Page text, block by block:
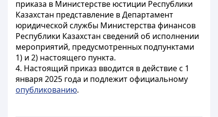
приказа в Министерстве юстиции Республики
Казахстан представление в Департамент
юридической службы Министерства финансов
Республики Казахстан сведений об исполнении
мероприятий, предусмотренных подпунктами
1) и 2) настоящего пункта.
4. Настоящий приказ вводится в действие с 1
января 2025 года и подлежит официальному
опубликованию.